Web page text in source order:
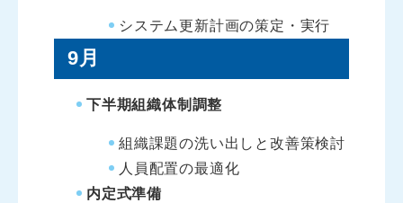
システム更新計画の策定・実行
9月
下半期組織体制調整
組織課題の洗い出しと改善策検討
人員配置の最適化
内定式準備